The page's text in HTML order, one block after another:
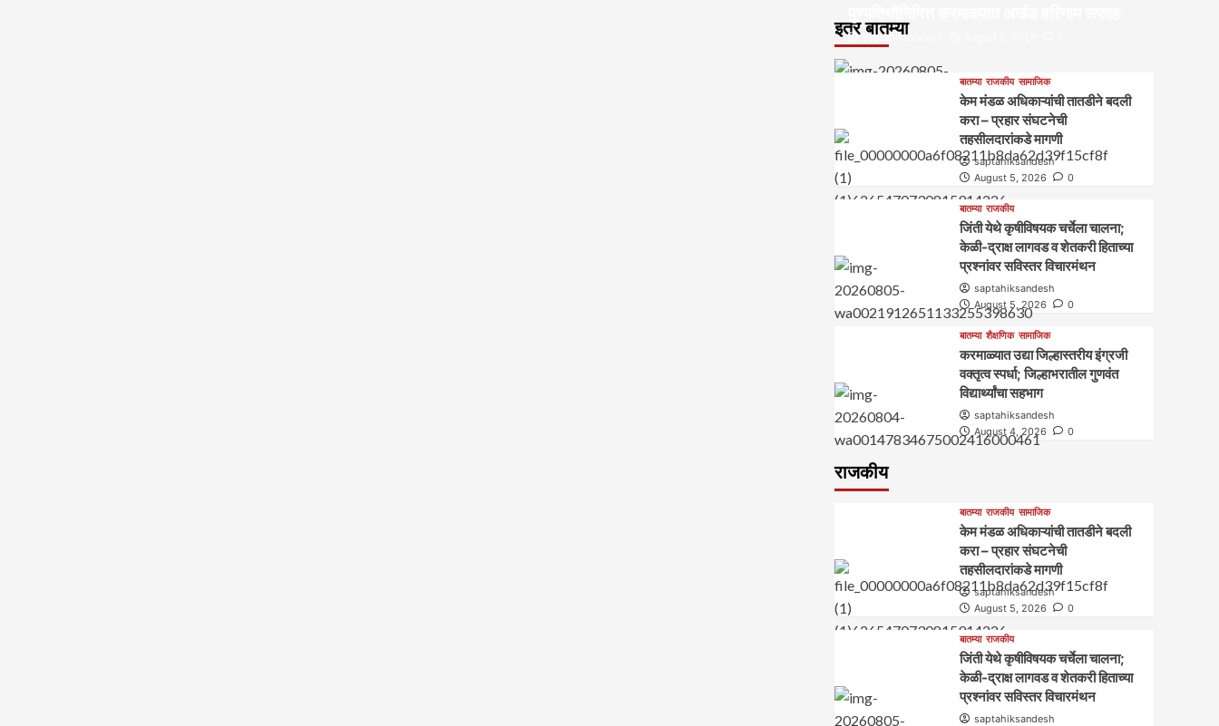
इतर बातम्या
saptahiksandesh
बातम्या राजकीय सामाजिक
केम मंडळ अधिकाऱ्यांची तातडीने बदली
करा – प्रहार संघटनेची
तहसीलदारांकडे मागणी
saptahiksandesh
August 5, 2026
0
बातम्या राजकीय
जिंती येथे कृषीविषयक चर्चेला चालना;
केळी-द्राक्ष लागवड व शेतकरी हिताच्या
प्रश्नांवर सविस्तर विचारमंथन
saptahiksandesh
August 5, 2026
0
बातम्या शैक्षणिक सामाजिक
करमाळ्यात उद्या जिल्हास्तरीय इंग्रजी
वक्तृत्व स्पर्धा; जिल्हाभरातील गुणवंत
विद्यार्थ्यांचा सहभाग
saptahiksandesh
August 4, 2026
0
राजकीय
बातम्या राजकीय सामाजिक
केम मंडळ अधिकाऱ्यांची तातडीने बदली
करा – प्रहार संघटनेची
तहसीलदारांकडे मागणी
saptahiksandesh
August 5, 2026
0
बातम्या राजकीय
जिंती येथे कृषीविषयक चर्चेला चालना;
केळी-द्राक्ष लागवड व शेतकरी हिताच्या
प्रश्नांवर सविस्तर विचारमंथन
saptahiksandesh